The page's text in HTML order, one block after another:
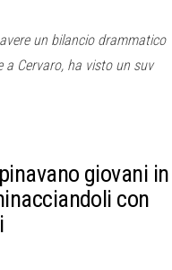
un bilancio drammatico
a Cervaro, ha visto un suv
giovani in
con